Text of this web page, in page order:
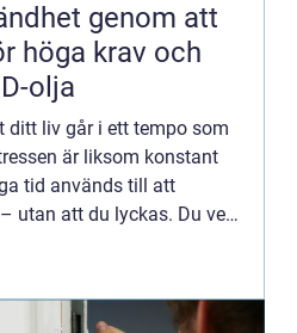
genom att
höga krav och
olja
ditt liv går i ett tempo som
är liksom konstant
tid används till att
utan att du lyckas. Du vet